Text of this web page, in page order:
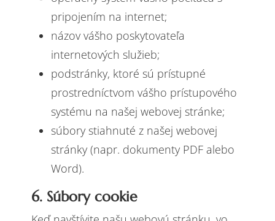
pripojením na internet;
názov vášho poskytovateľa
internetových služieb;
podstránky, ktoré sú prístupné
prostredníctvom vášho prístupového
systému na našej webovej stránke;
súbory stiahnuté z našej webovej
stránky (napr. dokumenty PDF alebo
Word).
6. Súbory cookie